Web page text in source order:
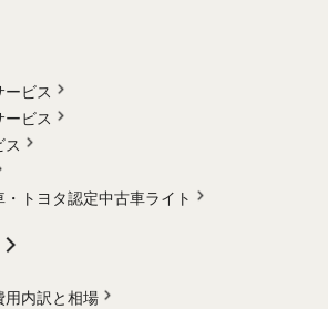
ービス
ービス
ス
トヨタ認定中古車ライト
用内訳と相場